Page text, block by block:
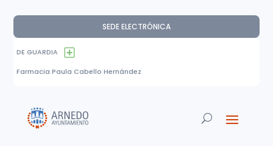
SEDE ELECTRÓNICA
DE GUARDIA
Farmacia Paula Cabello Hernández